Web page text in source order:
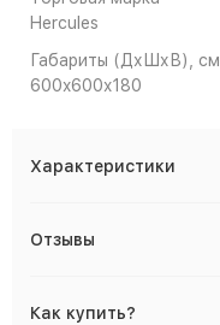
Hercules
Габариты (ДхШхВ), cм
600x600x180
Характеристики
Отзывы
Как купить?